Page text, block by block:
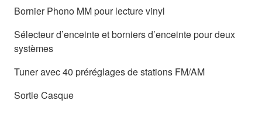
Bornier Phono MM pour lecture vinyl
Sélecteur d’enceinte et borniers d’enceinte pour deux
systèmes
Tuner avec 40 préréglages de stations FM/AM
Sortie Casque